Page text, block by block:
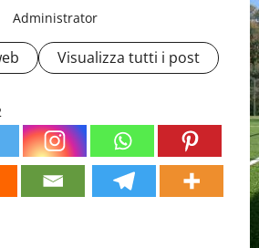
Administrator
Visualizza tutti i post